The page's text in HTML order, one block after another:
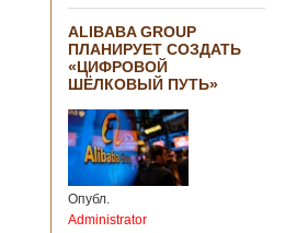
ALIBABA GROUP
ПЛАНИРУЕТ СОЗДАТЬ
«ЦИФРОВОЙ
ШЁЛКОВЫЙ ПУТЬ»
Опубл.
Administrator